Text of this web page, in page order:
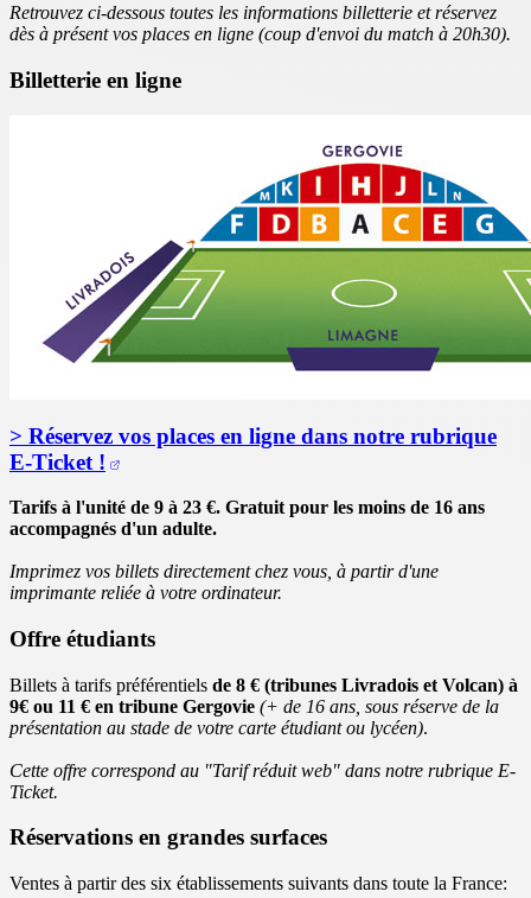
Retrouvez ci-dessous toutes les informations billetterie et réservez
dès à présent vos places en ligne (coup d'envoi du match à 20h30).
Billetterie en ligne
> Réservez vos places en ligne dans notre rubrique
E-Ticket !
Tarifs à l'unité de 9 à 23 €. Gratuit pour les moins de 16 ans
accompagnés d'un adulte.
Imprimez vos billets directement chez vous, à partir d'une
imprimante reliée à votre ordinateur.
Offre étudiants
Billets à tarifs préférentiels de 8 € (tribunes Livradois et Volcan) à
9€ ou 11 € en tribune Gergovie (+ de 16 ans, sous réserve de la
présentation au stade de votre carte étudiant ou lycéen).
Cette offre correspond au "Tarif réduit web" dans notre rubrique E-
Ticket.
Réservations en grandes surfaces
Ventes à partir des six établissements suivants dans toute la France: